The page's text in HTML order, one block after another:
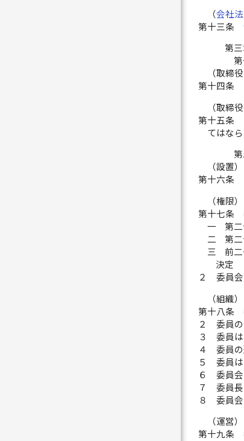
（会社法
第十三条
第
（取締
第十四条
（取締
第十五条
てはなら
（設置）
第十六条
（権限）
第十七条
一
第
二
第
三
前
決定
２
委員
（組織）
第十八条
２
委員
３
委員
４
委員
５
委員
６
委員
７
委員
８
委員
（運営）
第十九条